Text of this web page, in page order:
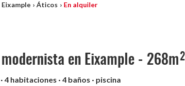
Eixample › Áticos › En alquiler
en Eixample - 268m²
4 habitaciones · 4 baños · piscina